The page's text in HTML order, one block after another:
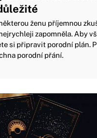
ženu příjemnou
zapomněla. Aby
si připravit porodní plán.
porodní přání.